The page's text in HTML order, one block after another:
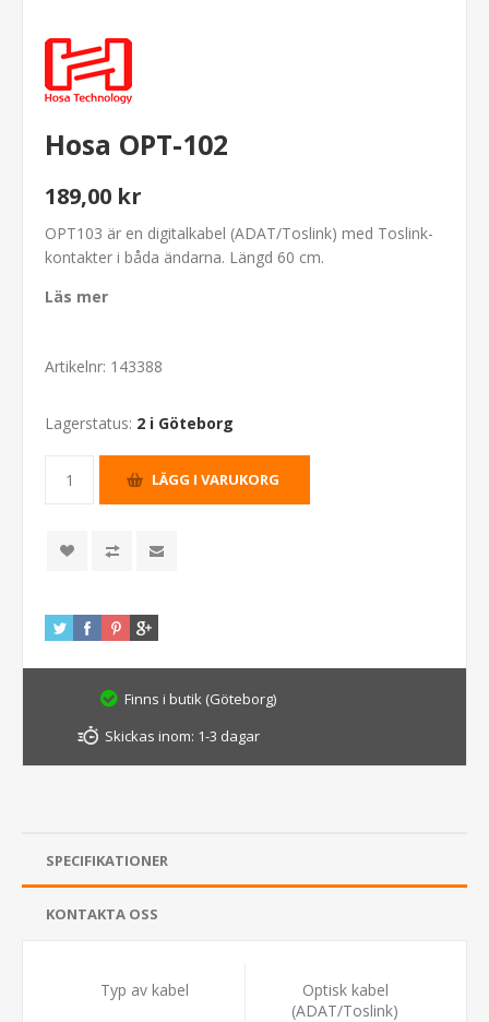
Hosa OPT-102
189,00 kr
OPT103 är en digitalkabel (ADAT/Toslink) med Toslink-
kontakter i båda ändarna. Längd 60 cm.
Läs mer
Artikelnr: 143388
Lagerstatus: 2 i Göteborg
Finns i butik (Göteborg)
Skickas inom: 1-3 dagar
SPECIFIKATIONER
KONTAKTA OSS
Typ av kabel
Optisk kabel
(ADAT/Toslink)